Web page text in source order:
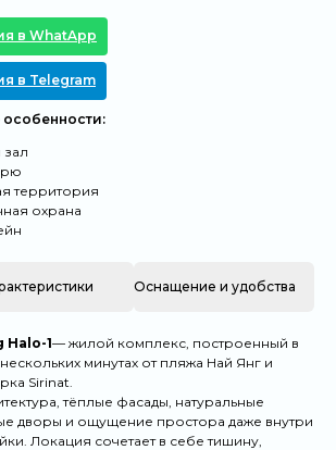
в WhatApp
в Telegram
территория
охрана
Оснащение и удобства
Halo-1— жилой комплекс, построенный в
минутах от пляжа Най Янг и
Sirinat.
тёплые фасады, натуральные
дворы и ощущение простора даже внутри
Локация сочетает в себе тишину,